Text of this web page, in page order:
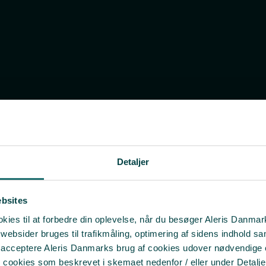
Detaljer
til at forbedre din oplevelse, når du besøger Aleris
bruges til trafikmåling, optimering af sidens indhold
Aleris Danmarks brug af cookies udover
som beskrevet i skemaet nedenfor / eller under
SAMT KOSMETISK PLASTIKKIRURGI